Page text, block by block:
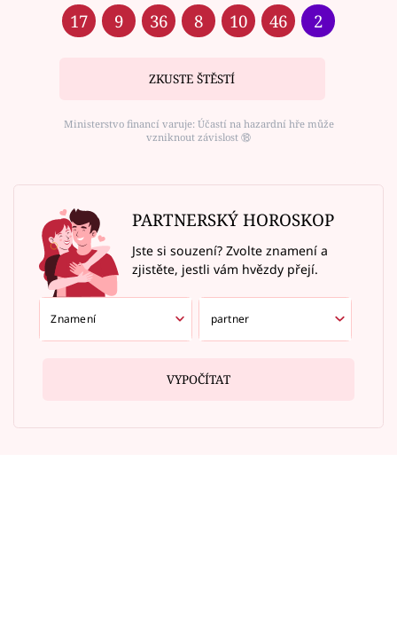
17 9 36 8 10 46 2
ZKUSTE ŠTĚSTÍ
Ministerstvo financí varuje: Účastí na hazardní hře může
vzniknout závislost ⑱
PARTNERSKÝ HOROSKOP
Jste si souzení? Zvolte znamení a
zjistěte, jestli vám hvězdy přejí.
VYPOČÍTAT